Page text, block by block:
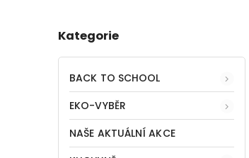
Kategorie
BACK TO SCHOOL
EKO-VYBĚR
NAŠE AKTUÁLNÍ AKCE